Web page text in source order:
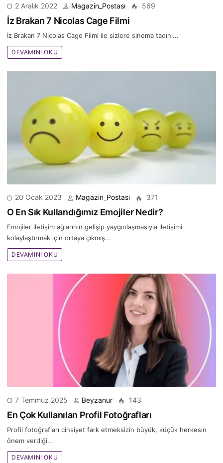
2 Aralık 2022 Magazin_Postası 569
İz Brakan 7 Nicolas Cage Filmi
İz Brakan 7 Nicolas Cage Filmi ile sizlere sinema tadını...
DEVAMINI OKU
20 Ocak 2023 Magazin_Postası 371
O En Sık Kullandığımız Emojiler Nedir?
Emojiler iletişim ağlarının gelişip yaygınlaşmasıyla iletişimi
kolaylaştırmak için ortaya çıkmış...
DEVAMINI OKU
7 Temmuz 2025 Beyzanur 143
En Çok Kullanılan Profil Fotoğrafları
Profil fotoğrafları cinsiyet fark etmeksizin büyük, küçük herkesin
önem verdiği...
DEVAMINI OKU